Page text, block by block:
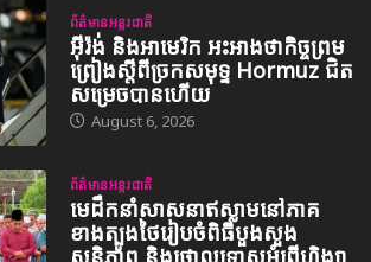
ព័ត៌មានអន្តរជាតិ
អ៊ីរ៉ង់ និងអាមេរិក អះអាងថាកិច្ចព្រម
ព្រៀងស្តីពីច្រកសមុទ្ទ Hormuz ជិត
សម្រេចបានហើយ
August 6, 2026
ព័ត៌មានអន្តរជាតិ
មេដឹកនាំសាសនាឥស្លាមនៅភាគ
ខាងត្បូងថៃរៀបចំពិធីបួងសួង
សន្តិភាព និងថ្កោលទោសអំពើហិង្សា